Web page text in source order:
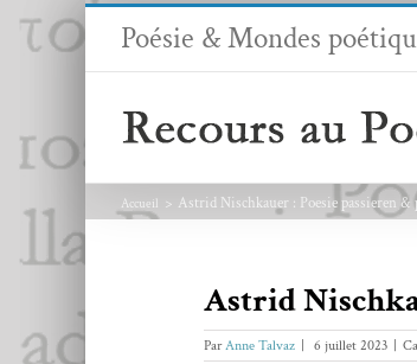
Passer
Poésie & Mondes
Accueil Astrid Nischkauer : Poesie passieren &
Astrid
ParAnne Talvaz 6 juillet 2023